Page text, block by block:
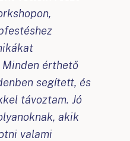
érthető
segített, és
távoztam. Jó
akik
valami